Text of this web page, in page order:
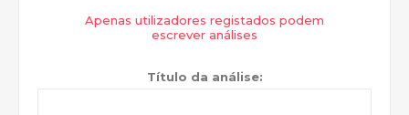
Apenas utilizadores registados podem
escrever análises
Título da análise: